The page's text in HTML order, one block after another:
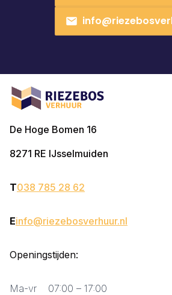
De Hoge Bomen 16
8271 RE IJsselmuiden
T038 785 28 62
Einfo@riezebosverhuur.nl
Openingstijden:
Ma-vr 07:00 – 17:00